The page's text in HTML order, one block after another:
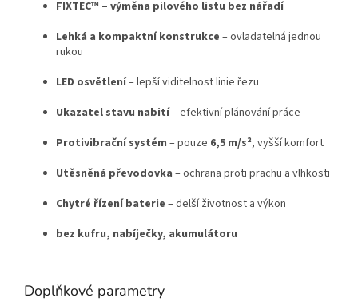
FIXTEC™ – výměna pilového listu bez nářadí
Lehká a kompaktní konstrukce – ovladatelná jednou
rukou
LED osvětlení– lepší viditelnost linie řezu
Ukazatel stavu nabití– efektivní plánování práce
Protivibrační systém – pouze 6,5 m/s², vyšší komfort
Utěsněná převodovka – ochrana proti prachu a vlhkosti
Chytré řízení baterie – delší životnost a výkon
bez kufru, nabíječky, akumulátoru
Doplňkové parametry